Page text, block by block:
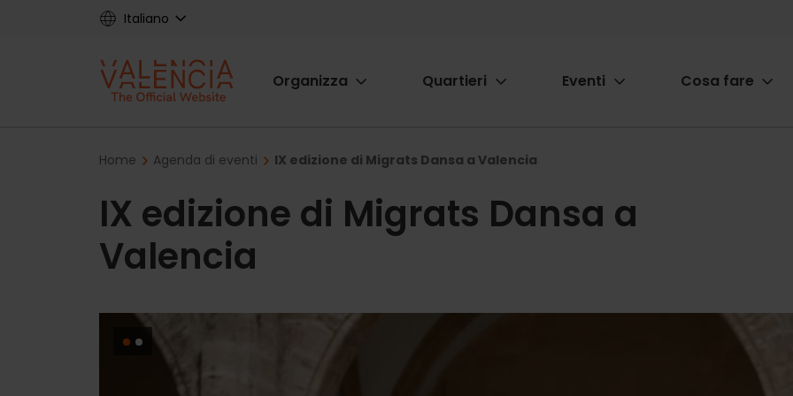
Italiano
Main
Organizza Quartieri Eventi Cosa fare
Breadcrumb
Home Agenda di eventi IX edizione di Migrats Dansa a Valencia
IX edizione di Migrats Dansa a
Valencia